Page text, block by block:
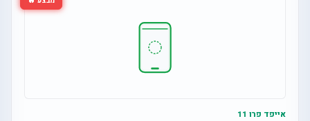
אייפד פרו 11